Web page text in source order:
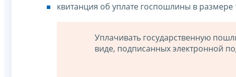
квитанция об уплате госпошлины в размере
Уплачивать государственную
виде, подписанных электронной